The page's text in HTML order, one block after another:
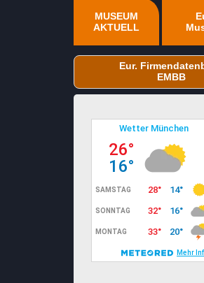
MUSEUM
AKTUELL
Eur.
EMBB